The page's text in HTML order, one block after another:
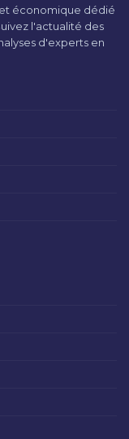
économique dédié
l'actualité des
d'experts en